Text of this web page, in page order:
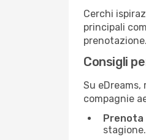
Cerchi
principali
prenotazione.
Consigli
Su
compagnie
Prenota